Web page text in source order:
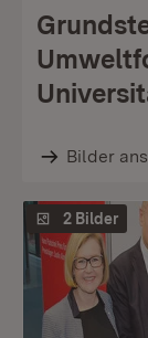
Bilder
2 Bilder